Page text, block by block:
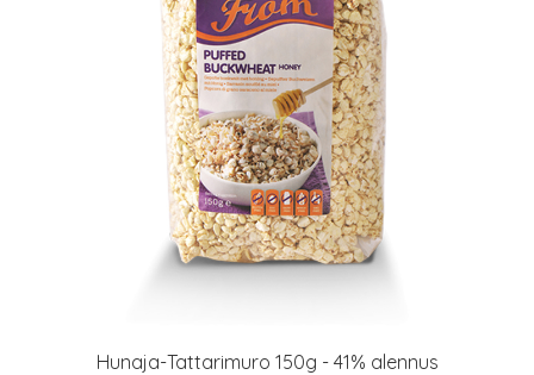
Hunaja-Tattarimuro 150g - 41% alennus